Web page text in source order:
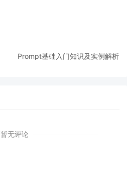
Prompt基础入门知识及实例解析
暂无评论